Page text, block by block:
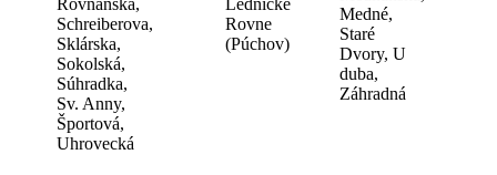
Rovňanská,
Schreiberova,
Sklárska,
Sokolská,
Súhradka,
Sv. Anny,
Športová,
Uhrovecká
Lednické
Rovne
(Púchov)
Medné,
Staré
Dvory, U
duba,
Záhradná